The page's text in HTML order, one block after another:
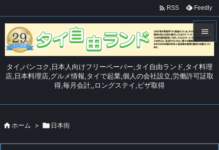
タイ,バンコク,日本人向けフリーペーパー,タイ自由ランド,タイ料理
店,日本料理店,グルメ情報,タイで起業,個人の会社設立,労働許可証取
得,毎月会計,,ロングステイ,ビザ取得

メニュ


 RSS Feedly
 ホーム >  日本街